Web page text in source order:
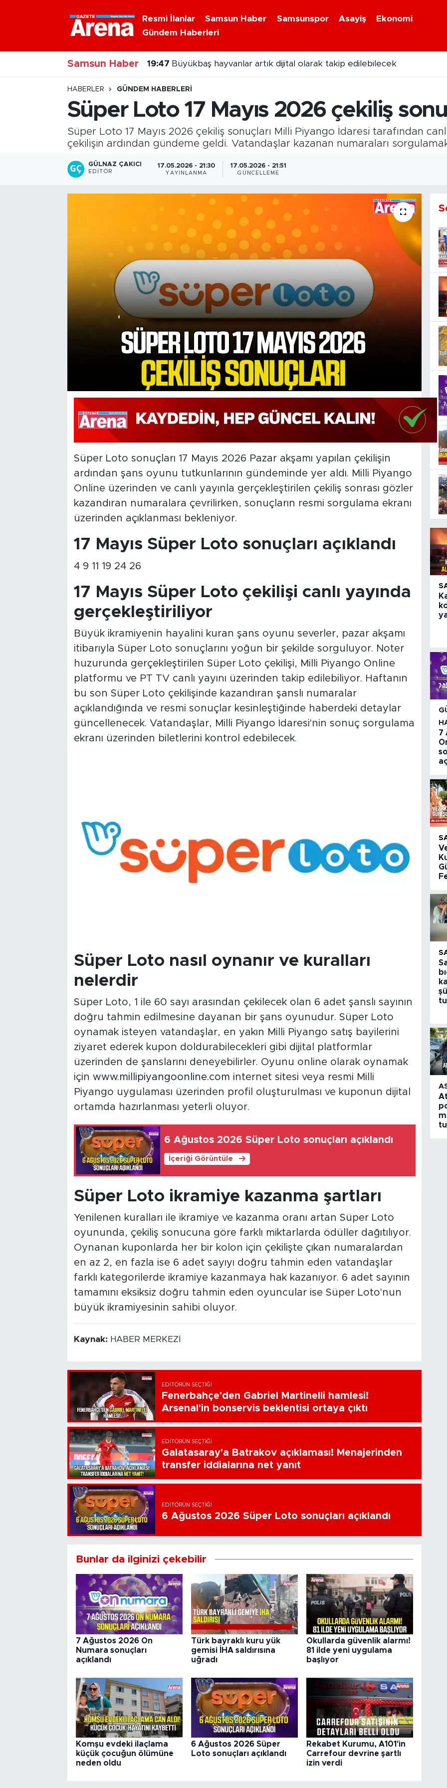
Resmi İlanlar Samsun Haber Samsunspor Asayiş
Ekonomi
Gündem Haberleri
Samsun Haber 19:47 Büyükbaş hayvanlar artık dijital olarak takip edilebilecek
18:55 Vezirköprü'de Kunduz Yağlı Güreşleri Festivali başladı
HABERLER GÜNDEM HABERLERI
Süper Loto 17 Mayıs 2026 çekiliş
Süper Loto 17 Mayıs 2026 çekiliş sonuçları Milli Piyango İdaresi tarafından
çekilişin ardından gündeme geldi. Vatandaşlar kazanan numaraları
GÜLNAZ ÇAKICI
EDITÖR
17.05.2026 - 21:30
YAYINLANMA
17.05.2026 - 21:51
GÜNCELLEME
Süper Loto sonuçları 17 Mayıs 2026 Pazar akşamı yapılan çekilişin
ardından şans oyunu tutkunlarının gündeminde yer aldı. Milli Piyango
Online üzerinden ve canlı yayınla gerçekleştirilen çekiliş sonrası gözler
kazandıran numaralara çevrilirken, sonuçların resmi sorgulama ekranı
üzerinden açıklanması bekleniyor.
17 Mayıs Süper Loto sonuçları açıklandı
4 9 11 19 24 26
17 Mayıs Süper Loto çekilişi canlı yayında
gerçekleştiriliyor
Büyük ikramiyenin hayalini kuran şans oyunu severler, pazar akşamı
itibarıyla Süper Loto sonuçlarını yoğun bir şekilde sorguluyor. Noter
huzurunda gerçekleştirilen Süper Loto çekilişi, Milli Piyango Online
platformu ve PT TV canlı yayını üzerinden takip edilebiliyor. Haftanın
bu son Süper Loto çekilişinde kazandıran şanslı numaralar
açıklandığında ve resmi sonuçlar kesinleştiğinde haberdeki detaylar
güncellenecek. Vatandaşlar, Milli Piyango İdaresi'nin sonuç sorgulama
ekranı üzerinden biletlerini kontrol edebilecek.
Süper Loto nasıl oynanır ve kuralları
nelerdir
Süper Loto, 1 ile 60 sayı arasından çekilecek olan 6 adet şanslı sayının
doğru tahmin edilmesine dayanan bir şans oyunudur. Süper Loto
oynamak isteyen vatandaşlar, en yakın Milli Piyango satış bayilerini
ziyaret ederek kupon doldurabilecekleri gibi dijital platformlar
üzerinden de şanslarını deneyebilirler. Oyunu online olarak oynamak
için www.millipiyangoonline.com internet sitesi veya resmi Milli
Piyango uygulaması üzerinden profil oluşturulması ve kuponun dijital
ortamda hazırlanması yeterli oluyor.
6 Ağustos 2026 Süper Loto sonuçları açıklandı
İçeriği Görüntüle
Süper Loto ikramiye kazanma şartları
Yenilenen kuralları ile ikramiye ve kazanma oranı artan Süper Loto
oyununda, çekiliş sonucuna göre farklı miktarlarda ödüller dağıtılıyor.
Oynanan kuponlarda her bir kolon için çekilişte çıkan numaralardan
en az 2, en fazla ise 6 adet sayıyı doğru tahmin eden vatandaşlar
farklı kategorilerde ikramiye kazanmaya hak kazanıyor. 6 adet sayının
tamamını eksiksiz doğru tahmin eden oyuncular ise Süper Loto'nun
büyük ikramiyesinin sahibi oluyor.
Kaynak: HABER MERKEZİ
EDITÖRÜN SEÇTIĞI
Fenerbahçe'den Gabriel Martinelli hamlesi!
Arsenal'in bonservis beklentisi ortaya çıktı
EDITÖRÜN SEÇTIĞI
Galatasaray'a Batrakov açıklaması! Menajerinden
transfer iddialarına net yanıt
EDITÖRÜN SEÇTIĞI
6 Ağustos 2026 Süper Loto sonuçları açıklandı
Bunlar da ilginizi çekebilir
7 Ağustos 2026 On
Numara sonuçları
açıklandı
Türk bayraklı kuru yük
gemisi İHA saldırısına
uğradı
Okullarda güvenlik alarmı!
81 ilde yeni uygulama
başlıyor
Komşu evdeki ilaçlama
küçük çocuğun ölümüne
neden oldu
6 Ağustos 2026 Süper
Loto sonuçları açıklandı
Rekabet Kurumu, A101'in
Carrefour devrine şartlı
izin verdi
7
Nöbetçi Eczaneler
Hava Durumu
Samsun Namaz Vakitleri
Trafik Durumu
Süper Lig Puan Durumu ve Fikstür
Tüm Manşetler